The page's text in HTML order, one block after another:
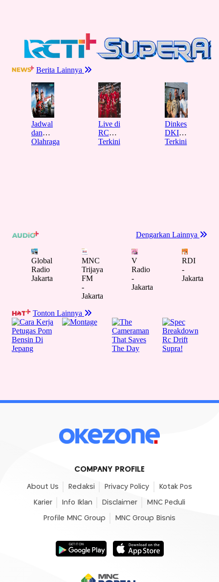
COMPANY PROFILE
About Us Redaksi Privacy Policy Kotak Pos
Karier Info Iklan Disclaimer MNC Peduli
Profile MNC Group MNC Group Bisnis